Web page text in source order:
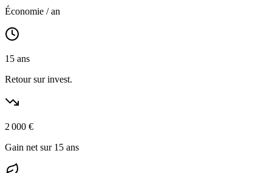
Économie / an
15 ans
Retour sur invest.
2 000 €
Gain net sur 15 ans